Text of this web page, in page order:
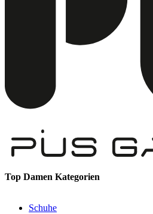
Top Damen Kategorien
Schuhe